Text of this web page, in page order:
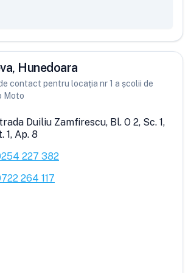
Hunedoara
contact pentru locația nr 1 a școlii de
Moto
Duiliu Zamfirescu, Bl. O 2, Sc. 1,
1, Ap. 8
227 382
264 117